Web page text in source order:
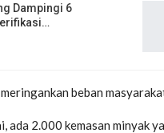
Dampingi 6
beban
ada 2.000 kemasan minyak